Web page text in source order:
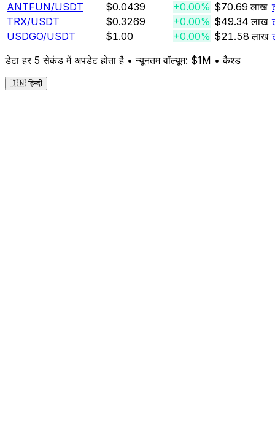
ANTFUN/USDT $0.0439 +0.00% $70.69 लाख
TRX/USDT $0.3269 +0.00% $49.34 लाख
USDGO/USDT $1.00 +0.00% $21.58 लाख
डेटा हर 5 सेकंड में अपडेट होता है • न्यूनतम वॉल्यूम: $1M •कैश्ड
🇮🇳 हिन्दी